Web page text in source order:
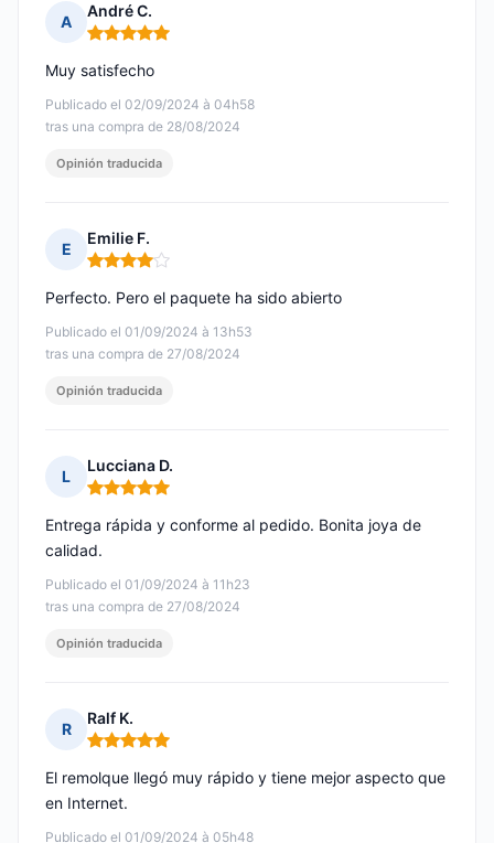
A
André C.
Nota: 5 de 5
Publicado el 02/09/2024 à 04h58
tras una compra de 28/08/2024
Muy satisfecho
Opinión traducida
E
Emilie F.
Nota: 4 de 5
Publicado el 01/09/2024 à 13h53
tras una compra de 27/08/2024
Perfecto. Pero el paquete ha sido abierto
Opinión traducida
L
Lucciana D.
Nota: 5 de 5
Publicado el 01/09/2024 à 11h23
tras una compra de 27/08/2024
Entrega rápida y conforme al pedido. Bonita joya de
calidad.
Opinión traducida
R
Ralf K.
Nota: 5 de 5
Publicado el 01/09/2024 à 05h48
El remolque llegó muy rápido y tiene mejor aspecto que
en Internet.